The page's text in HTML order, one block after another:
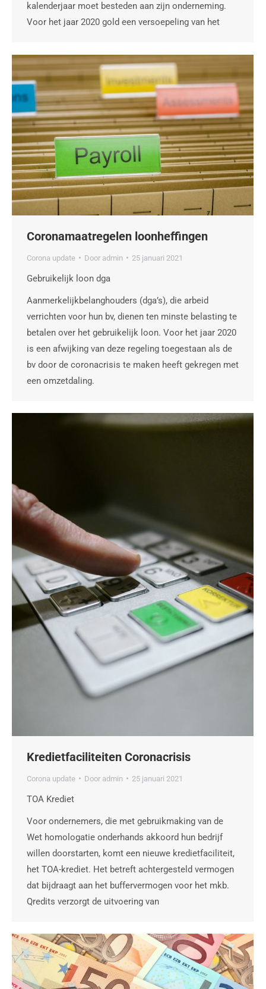
kalenderjaar moet besteden aan zijn onderneming.
Voor het jaar 2020 gold een versoepeling van het
Coronamaatregelen loonheffingen
Corona update Door admin 25 januari 2021
Gebruikelijk loon dga
Aanmerkelijkbelanghouders (dga’s), die arbeid
verrichten voor hun bv, dienen ten minste belasting te
betalen over het gebruikelijk loon. Voor het jaar 2020
is een afwijking van deze regeling toegestaan als de
bv door de coronacrisis te maken heeft gekregen met
een omzetdaling.
Kredietfaciliteiten Coronacrisis
Corona update Door admin 25 januari 2021
TOA Krediet
Voor ondernemers, die met gebruikmaking van de
Wet homologatie onderhands akkoord hun bedrijf
willen doorstarten, komt een nieuwe kredietfaciliteit,
het TOA-krediet. Het betreft achtergesteld vermogen
dat bijdraagt aan het buffervermogen voor het mkb.
Qredits verzorgt de uitvoering van